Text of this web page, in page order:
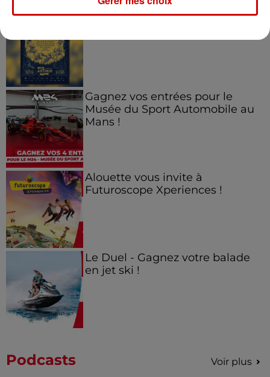
Gagnez vos places pour le
Gagnez vos entrées pour le
Musée du Sport Automobile au
Mans !
Alouette vous invite à
Futuroscope Xperiences !
Le Duel - Gagnez votre balade
en jet ski !
Podcasts Voir plus